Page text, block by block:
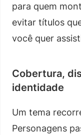
para quem
evitar títulos
você quer
Cobertura,
identidade
Um tema
Personagens